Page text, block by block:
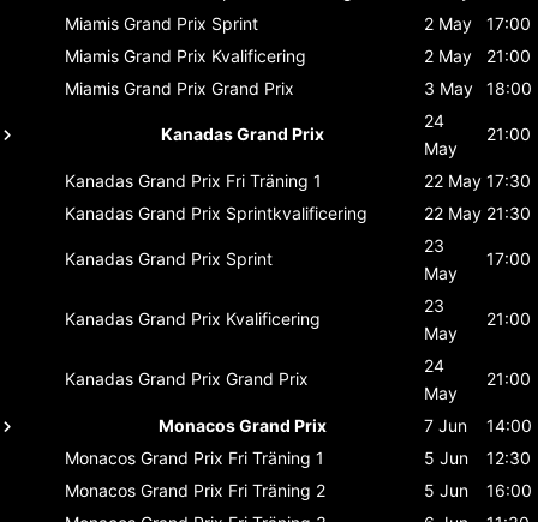
Miamis Grand Prix Sprint 2 May
17:00
Miamis Grand Prix Kvalificering 2 May
21:00
Miamis Grand Prix Grand Prix 3 May 18:00
Kanadas Grand Prix
24
May
21:00
Kanadas Grand Prix Fri Träning 1 22 May 17:30
Kanadas Grand Prix Sprintkvalificering 22 May 21:30
Kanadas Grand Prix Sprint
23
May
17:00
Kanadas Grand Prix Kvalificering
23
May
21:00
Kanadas Grand Prix Grand Prix
24
May
21:00
Monacos Grand Prix 7 Jun
14:00
Monacos Grand Prix Fri Träning 1 5 Jun
12:30
Monacos Grand Prix Fri Träning 2 5 Jun
16:00